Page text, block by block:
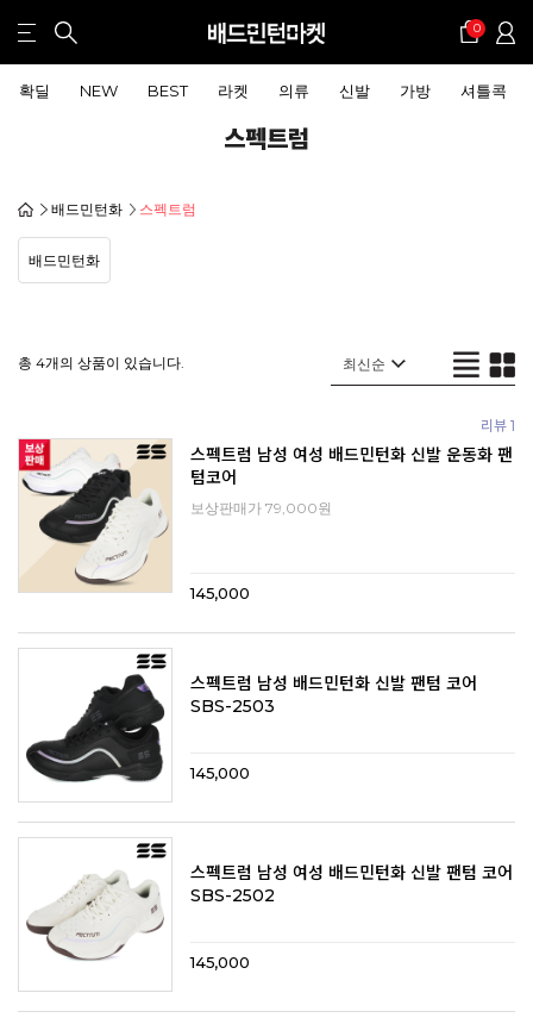
0
확딜 NEW BEST 라켓 의류 신발 가방 셔틀콕
스펙트럼
배드민턴화 스펙트럼
배드민턴화
총 4개의 상품이 있습니다.
리뷰 1
스펙트럼 남성 여성 배드민턴화 신발 운동화 팬
텀코어
보상판매가 79,000원
145,000
스펙트럼 남성 배드민턴화 신발 팬텀 코어
SBS-2503
145,000
스펙트럼 남성 여성 배드민턴화 신발 팬텀 코어
SBS-2502
145,000